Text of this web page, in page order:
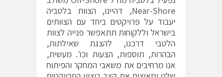
Near-Shore, דהיינו, הצוות בלטביה
יעבוד על פרויקטים ביחד עם הצוותים
בישראל וללקוחות תתאפשר פנייה לצוות
הלטבי דרכנו, להצגת שאילתות,
הבהרות, תוספות, הצעות וכו'. מעשית,
אנו מרחיבים את משאבי המחקר והפיתוח